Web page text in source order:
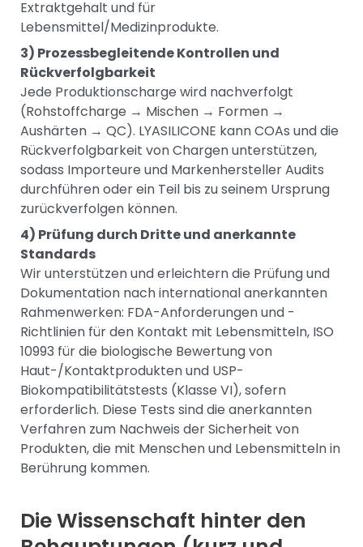
Extraktgehalt und für
Lebensmittel/Medizinprodukte.
3) Prozessbegleitende Kontrollen und
Rückverfolgbarkeit
Jede Produktionscharge wird nachverfolgt
(Rohstoffcharge → Mischen → Formen →
Aushärten → QC). LYASILICONE kann COAs und die
Rückverfolgbarkeit von Chargen unterstützen,
sodass Importeure und Markenhersteller Audits
durchführen oder ein Teil bis zu seinem Ursprung
zurückverfolgen können.
4) Prüfung durch Dritte und anerkannte
Standards
Wir unterstützen und erleichtern die Prüfung und
Dokumentation nach international anerkannten
Rahmenwerken: FDA-Anforderungen und -
Richtlinien für den Kontakt mit Lebensmitteln, ISO
10993 für die biologische Bewertung von
Haut-/Kontaktprodukten und USP-
Biokompatibilitätstests (Klasse VI), sofern
erforderlich. Diese Tests sind die anerkannten
Verfahren zum Nachweis der Sicherheit von
Produkten, die mit Menschen und Lebensmitteln in
Berührung kommen.
Die Wissenschaft hinter den